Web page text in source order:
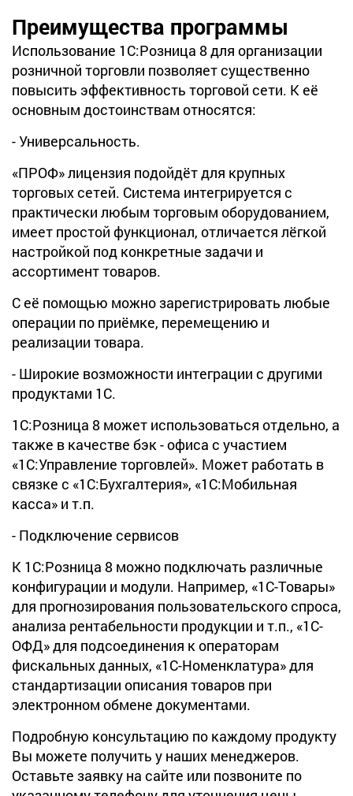
Преимущества программы
Использование 1С:Розница 8 для организации
розничной торговли позволяет существенно
повысить эффективность торговой сети. К её
основным достоинствам относятся:
- Универсальность.
«ПРОФ» лицензия подойдёт для крупных
торговых сетей. Система интегрируется с
практически любым торговым оборудованием,
имеет простой функционал, отличается лёгкой
настройкой под конкретные задачи и
ассортимент товаров.
С её помощью можно зарегистрировать любые
операции по приёмке, перемещению и
реализации товара.
- Широкие возможности интеграции с другими
продуктами 1С.
1С:Розница 8 может использоваться отдельно, а
также в качестве бэк - офиса с участием
«1С:Управление торговлей». Может работать в
связке с «1С:Бухгалтерия», «1С:Мобильная
касса» и т.п.
- Подключение сервисов
К 1С:Розница 8 можно подключать различные
конфигурации и модули. Например, «1С-Товары»
для прогнозирования пользовательского спроса,
анализа рентабельности продукции и т.п., «1С-
ОФД» для подсоединения к операторам
фискальных данных, «1С-Номенклатура» для
стандартизации описания товаров при
электронном обмене документами.
Подробную консультацию по каждому продукту
Вы можете получить у наших менеджеров.
Оставьте заявку на сайте или позвоните по